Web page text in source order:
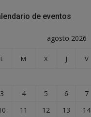
de eventos
agosto 2026
L M X J V
3
4 5 6 7
11 12 13 14